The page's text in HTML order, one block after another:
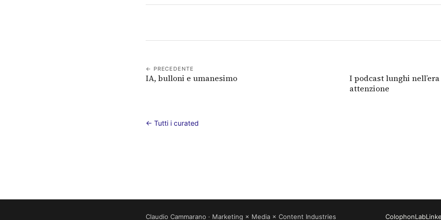
← PRECEDENTE
IA, bulloni e umanesimo
I podcast lunghi
attenzione
← Tutti i curated
Claudio Cammarano · Marketing × Media × Content Industries ColophonLab